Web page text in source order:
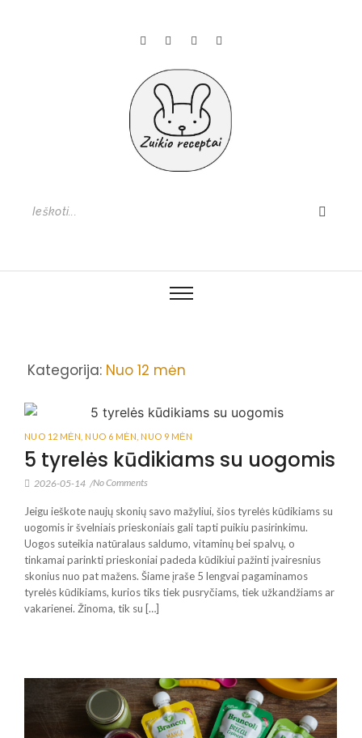
Kategorija: Nuo 12 mėn
NUO 12 MĖN NUO 6 MĖN NUO 9 MĖN
5 tyrelės kūdikiams su uogomis
2026-05-14 /No Comments
Jeigu ieškote naujų skonių savo mažyliui, šios tyrelės kūdikiams su
uogomis ir švelniais prieskoniais gali tapti puikiu pasirinkimu.
Uogos suteikia natūralaus saldumo, vitaminų bei spalvų, o
tinkamai parinkti prieskoniai padeda kūdikiui pažinti įvairesnius
skonius nuo pat mažens. Šiame įraše 5 lengvai pagaminamos
tyrelės kūdikiams, kurios tiks tiek pusryčiams, tiek užkandžiams ar
vakarienei. Žinoma, tik su […]